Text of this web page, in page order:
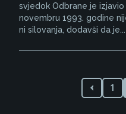
svjedok Odbrane je
novembru 1993. godine
ni silovanja, dodavši da je...
1